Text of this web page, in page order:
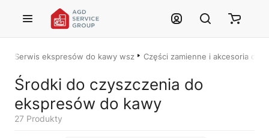
Przejdź do treści głównej
Serwis ekspresów do kawy wszystkich marek – Łódź i cała Polska
Części zamienne i akcesoria do
Środki do czyszczenia do
ekspresów do kawy
27 Produkty
Justyna — konsultant AI
AGD Group • eksperci od ekspresów